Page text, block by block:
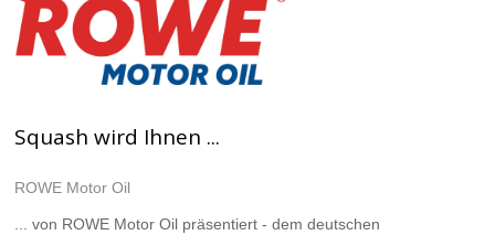
Squash wird Ihnen ...
ROWE Motor Oil
... von ROWE Motor Oil präsentiert - dem deutschen